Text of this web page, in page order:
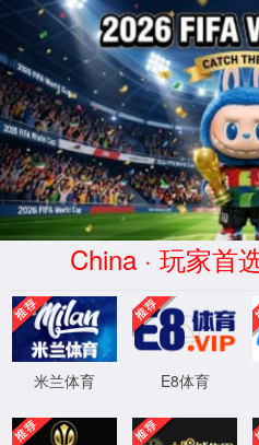
168直播(CHN)体
Official Platform
页面错误！请稍后
XML